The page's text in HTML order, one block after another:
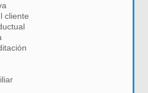
cliente